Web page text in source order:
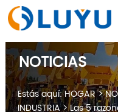
NOTICIAS
Estás aquí:HOGAR>
INDUSTRIA>Las 5